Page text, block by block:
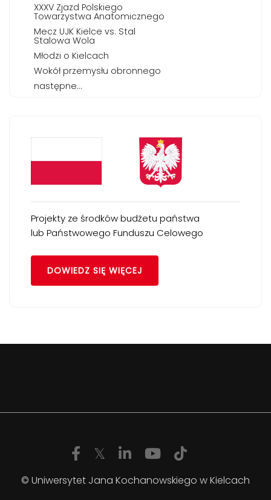
XXXV Zjazd Polskiego
Towarzystwa Anatomicznego
Mecz UJK Kielce vs. Stal
Stalowa Wola
Młodzi o Kielcach
Wokół przemysłu obronnego
następne...
Projekty ze środków budżetu państwa
lub Państwowego Funduszu Celowego
DOWIEDZ SIĘ WIĘCEJ
© Uniwersytet Jana Kochanowskiego w Kielcach